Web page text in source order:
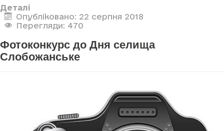
Деталі
Опубліковано: 22 серпня 2018
Перегляди: 470
Фотоконкурс до Дня селища
Слобожанське